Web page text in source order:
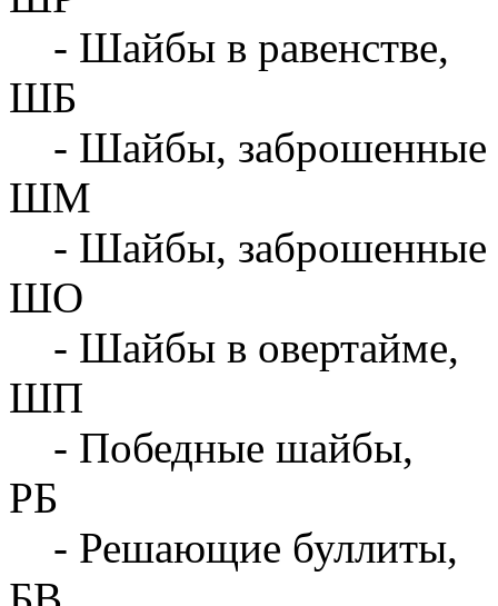
- Шайбы в равенстве,
ШБ
- Шайбы, заброшенные
ШМ
- Шайбы, заброшенные
ШО
- Шайбы в овертайме,
ШП
- Победные шайбы,
РБ
- Решающие буллиты,